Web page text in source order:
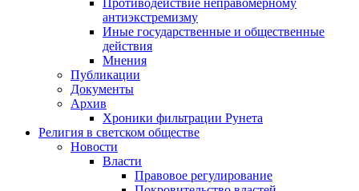
Противодействие неправомерному
антиэкстремизму
Иные государственные и общественные
действия
Мнения
Публикации
Документы
Архив
Хроники фильтрации Рунета
Религия в светском обществе
Новости
Власти
Правовое регулирование